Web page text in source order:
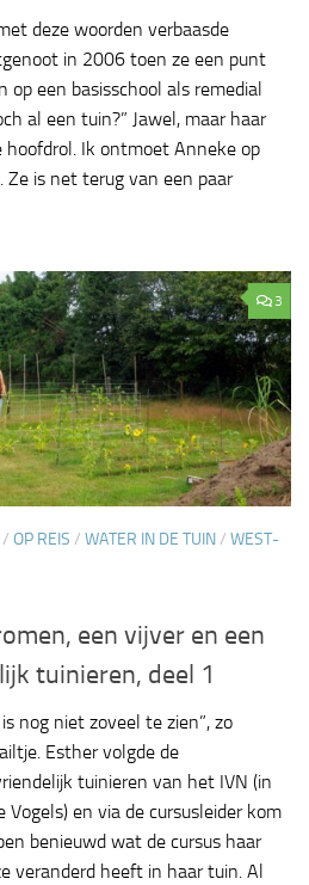
deze woorden verbaasde
in 2006 toen ze een punt
een basisschool als remedial
al een tuin?” Jawel, maar haar
Ik ontmoet Anneke op
Ze is net terug van een paar
3
/ OP REIS / WATER IN DE TUIN/ WEST-
een vijver en een
tuinieren, deel 1
nog niet zoveel te zien”, zo
Esther volgde de
tuinieren van het IVN (in
en via de cursusleider kom
benieuwd wat de cursus haar
veranderd heeft in haar tuin. Al